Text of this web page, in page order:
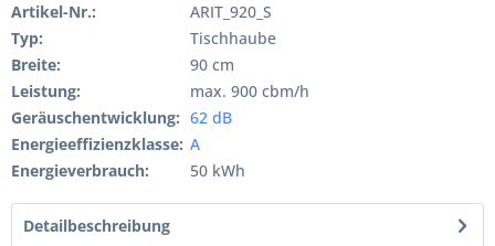
Artikel-Nr.:
ARIT_920_S
Typ:
Tischhaube
Breite:
90 cm
Leistung:
max. 900 cbm/h
Geräuschentwicklung: 62 dB
Energieeffizienzklasse: A
Energieverbrauch:
50 kWh
Detailbeschreibung